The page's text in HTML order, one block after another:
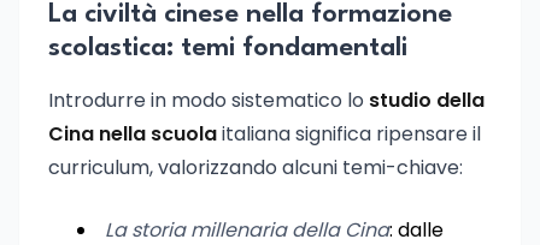
La civiltà cinese nella formazione
scolastica: temi fondamentali
Introdurre in modo sistematico lo studio della
Cina nella scuolaitaliana significa ripensare il
curriculum, valorizzando alcuni temi-chiave:
La storia millenaria della Cina: dalle